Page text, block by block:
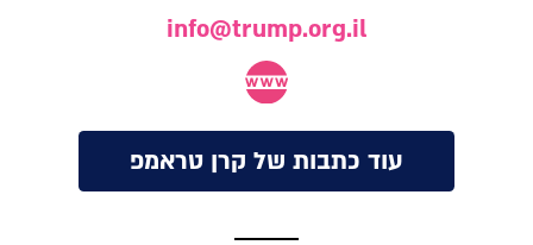
info@trump.org.il
עוד כתבות של קרן טראמפ